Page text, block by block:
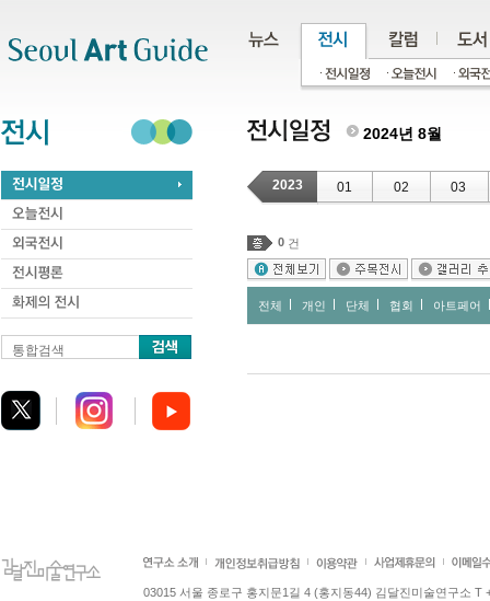
통합검색
2024년 8월
2023 01 02 03
0 건
전체 개인 단체 협회 아트페어
03015 서울 종로구 홍지문1길 4 (홍지동44) 김달진미술연구소 T